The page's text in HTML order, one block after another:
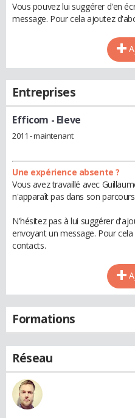
Vous pouvez lui suggérer d'en
message. Pour cela ajoutez
Entreprises
Efficom - Eleve
2011 - maintenant
Une expérience absente ?
Vous avez travaillé avec
n'apparaît pas dans son
N'hésitez pas à lui suggérer
envoyant un message. Pour
contacts.
Formations
Réseau